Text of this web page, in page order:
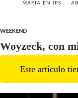
MAFIA EN IPS
WEEKEND
Woyzeck, con
Este artículo